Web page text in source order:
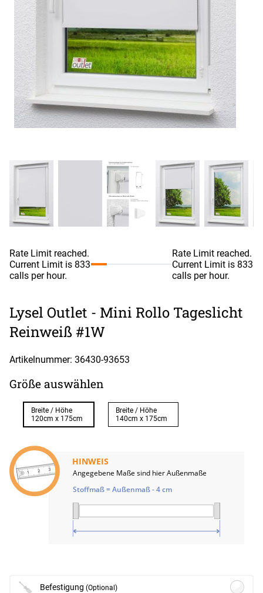
Rate Limit reached.
Current Limit is 833
calls per hour.
Rate Limit reached.
Current Limit is 833
calls per hour.
Lysel Outlet - Mini Rollo Tageslicht
Reinweiß #1W
Artikelnummer: 36430-93653
Größe auswählen
Breite / Höhe
120cm x 175cm
Breite / Höhe
140cm x 175cm
HINWEIS
Stoffmaß = Außenmaß - 4 cm
Angegebene Maße sind hier Außenmaße
Befestigung(Optional)